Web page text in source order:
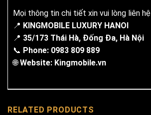
Mọi thông tin chi tiết xin vui lòng liên hệ
📍 KINGMOBILE LUXURY HANOI
📍 35/173 Thái Hà, Đống Đa, Hà Nội
📞 Phone: 0983 809 889
🌐Website: Kingmobile.vn
RELATED PRODUCTS